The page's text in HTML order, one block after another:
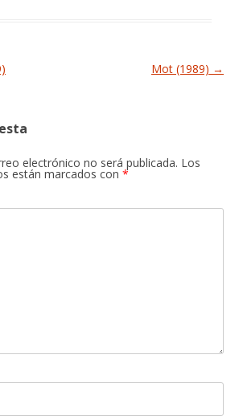
Mot (1989) →
electrónico no será publicada. Los
están marcados con *